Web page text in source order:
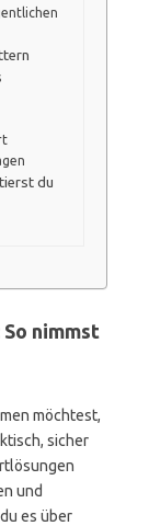
du
nimmst
möchtest,
sicher
und
es über